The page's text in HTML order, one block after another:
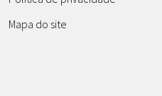
Mapa do site